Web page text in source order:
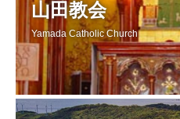
山田教会
Yamada Catholic Church